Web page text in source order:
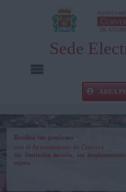
Sede
ÁREA
Realiza tus gestiones
con el Ayuntamiento de Corvera
Sin limitación horaria, sin
segura.